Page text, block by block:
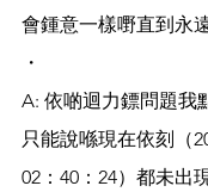
會鍾意一樣嘢直到永
・
A: 依啲迴力鏢問題我
只能說喺現在依刻（
02：40：24）都未出